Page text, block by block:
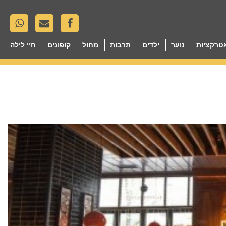
נוער ילדים תרבות מחול קופונים חיי לילה